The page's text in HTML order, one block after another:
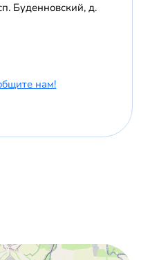
Буденновский, д.
нам!